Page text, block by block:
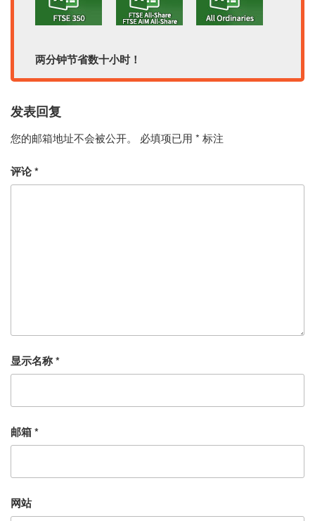
两分钟节省数十小时！
发表回复
您的邮箱地址不会被公开。 必填项已用 * 标注
评论*
显示名称*
邮箱*
网站